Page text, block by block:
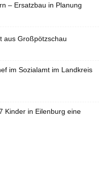
– Ersatzbau in Planung
aus Großpötzschau
im Sozialamt im Landkreis
Kinder in Eilenburg eine